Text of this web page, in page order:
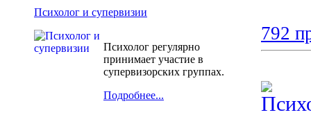
Психолог и супервизии
Психолог регулярно
принимает участие в
супервизорских группах.
Подробнее...
792